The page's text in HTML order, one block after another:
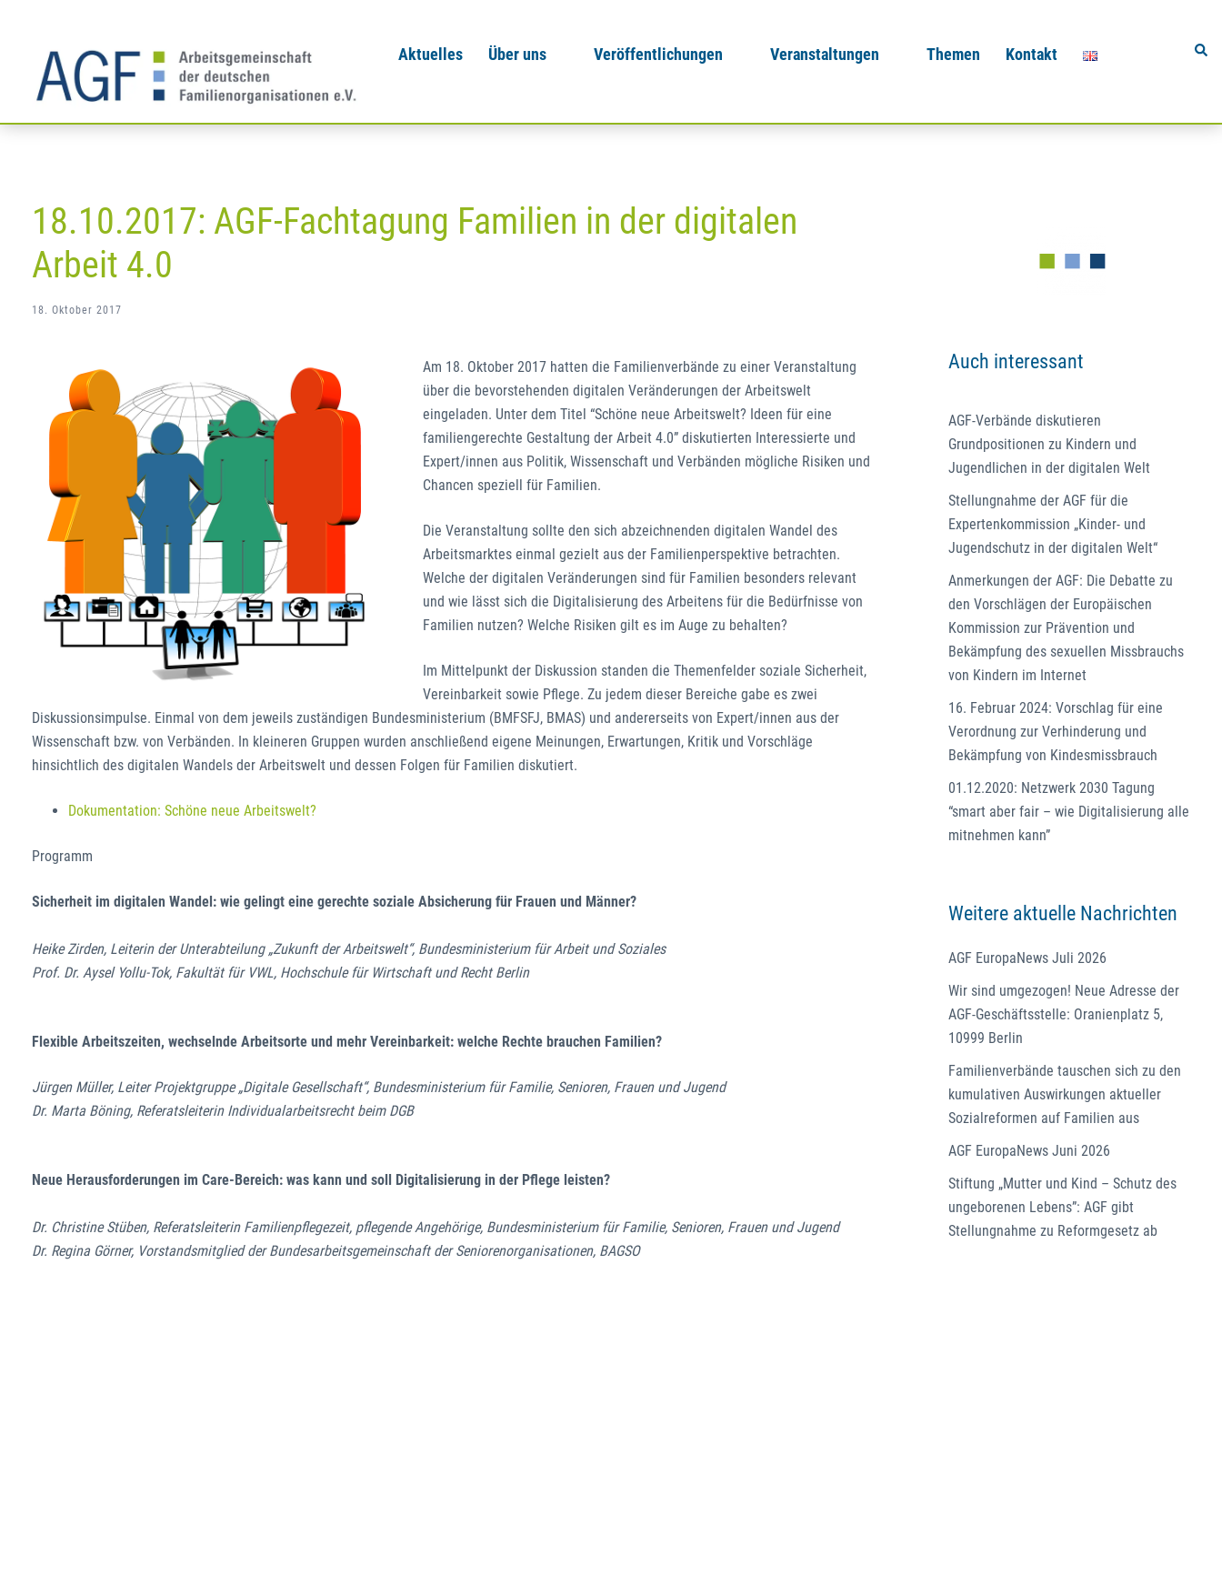
springen
Aktuelles Über uns Veröffentlichungen Veranstaltungen Themen Kontakt
18.10.2017: AGF-Fachtagung Familien in der digitalen
Arbeit 4.0
18. Oktober 2017
Am 18. Oktober 2017 hatten die Familienverbände zu einer Veranstaltung
über die bevorstehenden digitalen Veränderungen der Arbeitswelt
eingeladen. Unter dem Titel “Schöne neue Arbeitswelt? Ideen für eine
familiengerechte Gestaltung der Arbeit 4.0” diskutierten Interessierte und
Expert/innen aus Politik, Wissenschaft und Verbänden mögliche Risiken und
Chancen speziell für Familien.
Die Veranstaltung sollte den sich abzeichnenden digitalen Wandel des
Arbeitsmarktes einmal gezielt aus der Familienperspektive betrachten.
Welche der digitalen Veränderungen sind für Familien besonders relevant
und wie lässt sich die Digitalisierung des Arbeitens für die Bedürfnisse von
Familien nutzen? Welche Risiken gilt es im Auge zu behalten?
Im Mittelpunkt der Diskussion standen die Themenfelder soziale Sicherheit,
Vereinbarkeit sowie Pflege. Zu jedem dieser Bereiche gabe es zwei
Diskussionsimpulse. Einmal von dem jeweils zuständigen Bundesministerium (BMFSFJ, BMAS) und andererseits von Expert/innen aus der
Wissenschaft bzw. von Verbänden. In kleineren Gruppen wurden anschließend eigene Meinungen, Erwartungen, Kritik und Vorschläge
hinsichtlich des digitalen Wandels der Arbeitswelt und dessen Folgen für Familien diskutiert.
Dokumentation: Schöne neue Arbeitswelt?
Programm
Sicherheit im digitalen Wandel: wie gelingt eine gerechte soziale Absicherung für Frauen und Männer?
Heike Zirden, Leiterin der Unterabteilung „Zukunft der Arbeitswelt“, Bundesministerium für Arbeit und Soziales
Prof. Dr. Aysel Yollu-Tok, Fakultät für VWL, Hochschule für Wirtschaft und Recht Berlin
Flexible Arbeitszeiten, wechselnde Arbeitsorte und mehr Vereinbarkeit: welche Rechte brauchen Familien?
Jürgen Müller, Leiter Projektgruppe „Digitale Gesellschaft“, Bundesministerium für Familie, Senioren, Frauen und Jugend
Dr. Marta Böning, Referatsleiterin Individualarbeitsrecht beim DGB
Neue Herausforderungen im Care-Bereich: was kann und soll Digitalisierung in der Pflege leisten?
Dr. Christine Stüben, Referatsleiterin Familienpflegezeit, pflegende Angehörige, Bundesministerium für Familie, Senioren, Frauen und Jugend
Dr. Regina Görner, Vorstandsmitglied der Bundesarbeitsgemeinschaft der Seniorenorganisationen, BAGSO
Auch interessant
AGF-Verbände diskutieren
Grundpositionen zu Kindern und
Jugendlichen in der digitalen Welt
Stellungnahme der AGF für die
Expertenkommission „Kinder- und
Jugendschutz in der digitalen Welt“
Anmerkungen der AGF: Die Debatte zu
den Vorschlägen der Europäischen
Kommission zur Prävention und
Bekämpfung des sexuellen Missbrauchs
von Kindern im Internet
16. Februar 2024: Vorschlag für eine
Verordnung zur Verhinderung und
Bekämpfung von Kindesmissbrauch
01.12.2020: Netzwerk 2030 Tagung
“smart aber fair – wie Digitalisierung alle
mitnehmen kann”
Weitere aktuelle Nachrichten
AGF EuropaNews Juli 2026
Wir sind umgezogen! Neue Adresse der
AGF-Geschäftsstelle: Oranienplatz 5,
10999 Berlin
Familienverbände tauschen sich zu den
kumulativen Auswirkungen aktueller
Sozialreformen auf Familien aus
AGF EuropaNews Juni 2026
Stiftung „Mutter und Kind – Schutz des
ungeborenen Lebens”: AGF gibt
Stellungnahme zu Reformgesetz ab